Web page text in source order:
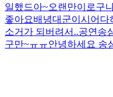
일했드아~오랜만이로구
좋아요배녕대군이시어다
소거가 되버려서..공연 송
구만~ㅠㅠ안녕하세요 송